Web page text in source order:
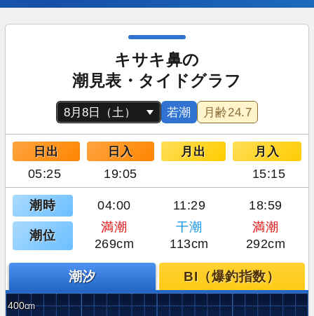
キサキ鼻の
潮見表・タイドグラフ
若潮 月齢24.7
日出 日入 月出 月入
05:25 19:05 15:15
潮時 04:00 11:29 18:59
潮位
満潮 干潮
満潮
269cm
113cm 292cm
潮汐 BI（爆釣指数）
400